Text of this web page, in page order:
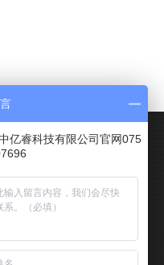
亿睿科技有限公司官网075